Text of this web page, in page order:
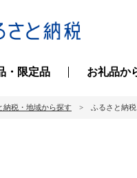
・限定品 お礼品か
納税・地域から探す ふるさと納